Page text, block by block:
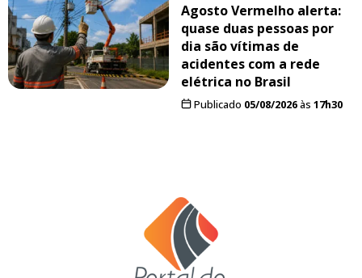
Agosto Vermelho alerta:
quase duas pessoas por
dia são vítimas de
acidentes com a rede
elétrica no Brasil
Publicado 05/08/2026às 17h30